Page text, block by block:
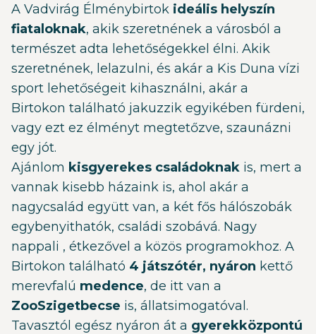
A Vadvirág Élménybirtok ideális helyszín
fiataloknak, akik szeretnének a városból a
természet adta lehetőségekkel élni. Akik
szeretnének, lelazulni, és akár a Kis Duna vízi
sport lehetőségeit kihasználni, akár a
Birtokon található jakuzzik egyikében fürdeni,
vagy ezt ez élményt megtetőzve, szaunázni
egy jót.
Ajánlom kisgyerekes családoknak is, mert a
vannak kisebb házaink is, ahol akár a
nagycsalád együtt van, a két fős hálószobák
egybenyithatók, családi szobává. Nagy
nappali , étkezővel a közös programokhoz. A
Birtokon található 4 játszótér, nyáron kettő
merevfalú medence, de itt van a
ZooSzigetbecse is, állatsimogatóval.
Tavasztól egész nyáron át a gyerekközpontú